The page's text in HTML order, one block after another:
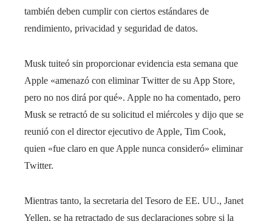
también deben cumplir con ciertos estándares de
rendimiento, privacidad y seguridad de datos.
Musk tuiteó sin proporcionar evidencia esta semana que
Apple «amenazó con eliminar Twitter de su App Store,
pero no nos dirá por qué». Apple no ha comentado, pero
Musk se retractó de su solicitud el miércoles y dijo que se
reunió con el director ejecutivo de Apple, Tim Cook,
quien «fue claro en que Apple nunca consideró» eliminar
Twitter.
Mientras tanto, la secretaria del Tesoro de EE. UU., Janet
Yellen, se ha retractado de sus declaraciones sobre si la